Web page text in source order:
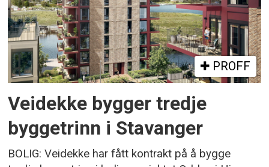
PROFF
Veidekke bygger tredje
byggetrinn i Stavanger
BOLIG: Veidekke har fått kontrakt på å bygge